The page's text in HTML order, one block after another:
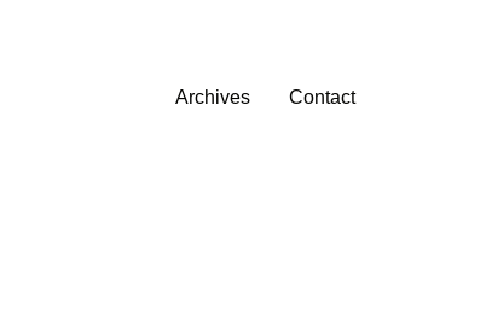
Archives Contact